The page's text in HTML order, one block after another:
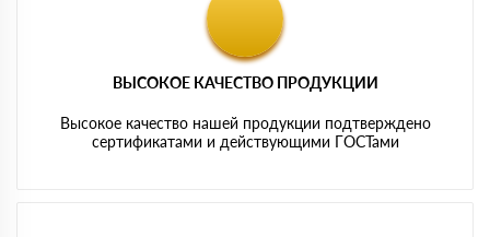
ВЫСОКОЕ КАЧЕСТВО ПРОДУКЦИИ
Высокое качество нашей продукции подтверждено
сертификатами и действующими ГОСТами